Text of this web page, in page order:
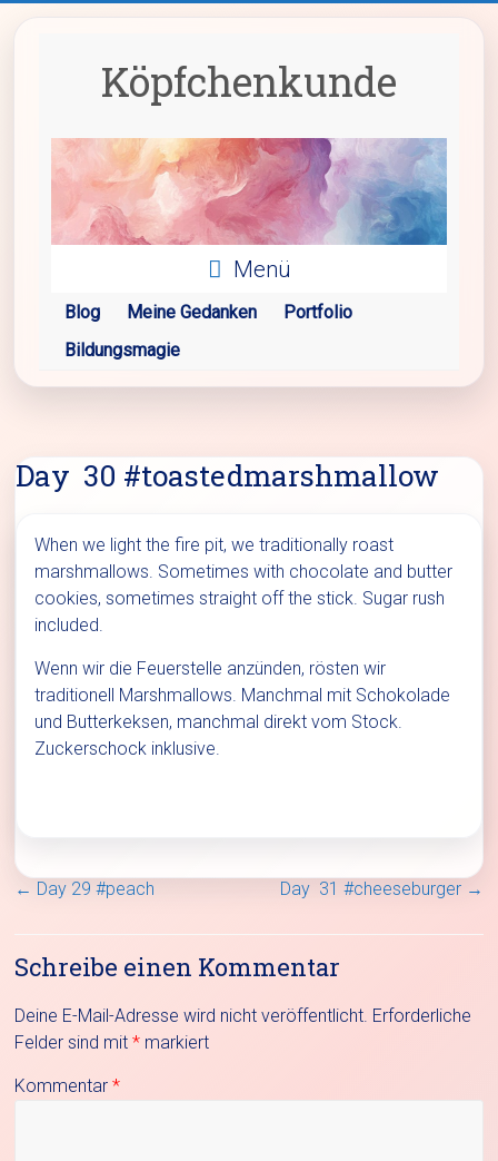
Köpfchenkunde
Menü
Blog Meine Gedanken
Portfolio
Bildungsmagie
Day 30 #toastedmarshmallow
When we light the fire pit, we traditionally roast
marshmallows. Sometimes with chocolate and butter
cookies, sometimes straight off the stick. Sugar rush
included.
Wenn wir die Feuerstelle anzünden, rösten wir
traditionell Marshmallows. Manchmal mit Schokolade
und Butterkeksen, manchmal direkt vom Stock.
Zuckerschock inklusive.
← Day 29 #peach Day 31 #cheeseburger →
Schreibe einen Kommentar
Deine E-Mail-Adresse wird nicht veröffentlicht. Erforderliche
Felder sind mit* markiert
Kommentar*